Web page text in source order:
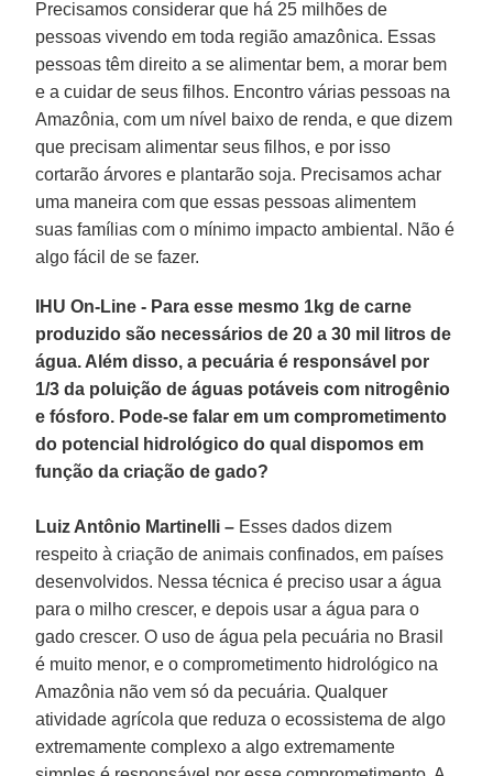
Precisamos considerar que há 25 milhões de
pessoas vivendo em toda região amazônica. Essas
pessoas têm direito a se alimentar bem, a morar bem
e a cuidar de seus filhos. Encontro várias pessoas na
Amazônia, com um nível baixo de renda, e que dizem
que precisam alimentar seus filhos, e por isso
cortarão árvores e plantarão soja. Precisamos achar
uma maneira com que essas pessoas alimentem
suas famílias com o mínimo impacto ambiental. Não é
algo fácil de se fazer.
IHU On-Line - Para esse mesmo 1kg de carne
produzido são necessários de 20 a 30 mil litros de
água. Além disso, a pecuária é responsável por
1/3 da poluição de águas potáveis com nitrogênio
e fósforo. Pode-se falar em um comprometimento
do potencial hidrológico do qual dispomos em
função da criação de gado?
Luiz Antônio Martinelli – Esses dados dizem
respeito à criação de animais confinados, em países
desenvolvidos. Nessa técnica é preciso usar a água
para o milho crescer, e depois usar a água para o
gado crescer. O uso de água pela pecuária no Brasil
é muito menor, e o comprometimento hidrológico na
Amazônia não vem só da pecuária. Qualquer
atividade agrícola que reduza o ecossistema de algo
extremamente complexo a algo extremamente